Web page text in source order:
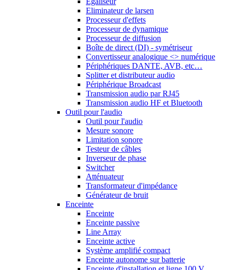
Eliminateur de larsen
Processeur d'effets
Processeur de dynamique
Processeur de diffusion
Boîte de direct (DI) - symétriseur
Convertisseur analogique <> numérique
Périphériques DANTE, AVB, etc…
Splitter et distributeur audio
Périphérique Broadcast
Transmission audio par RJ45
Transmission audio HF et Bluetooth
Outil pour l'audio
Outil pour l'audio
Mesure sonore
Limitation sonore
Testeur de câbles
Inverseur de phase
Switcher
Atténuateur
Transformateur d'impédance
Générateur de bruit
Enceinte
Enceinte
Enceinte passive
Line Array
Enceinte active
Système amplifié compact
Enceinte autonome sur batterie